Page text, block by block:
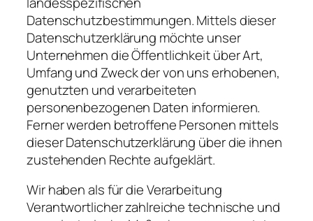
Datenschutzbestimmungen. Mittels dieser
Datenschutzerklärung möchte unser
Unternehmen die Öffentlichkeit über Art,
Umfang und Zweck der von uns erhobenen,
genutzten und verarbeiteten
personenbezogenen Daten informieren.
Ferner werden betroffene Personen mittels
dieser Datenschutzerklärung über die ihnen
zustehenden Rechte aufgeklärt.
Wir haben als für die Verarbeitung
Verantwortlicher zahlreiche technische und